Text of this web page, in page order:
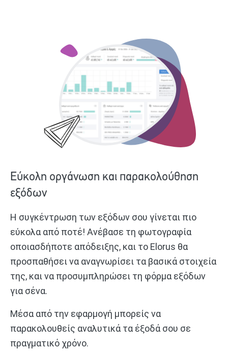
Εύκολη οργάνωση και παρακολούθηση
εξόδων
Η συγκέντρωση των εξόδων σου γίνεται πιο
εύκολα από ποτέ! Ανέβασε τη φωτογραφία
οποιασδήποτε απόδειξης, και το Elorus θα
προσπαθήσει να αναγνωρίσει τα βασικά στοιχεία
της, και να προσυμπληρώσει τη φόρμα εξόδων
για σένα.
Μέσα από την εφαρμογή μπορείς να
παρακολουθείς αναλυτικά τα έξοδά σου σε
πραγματικό χρόνο.